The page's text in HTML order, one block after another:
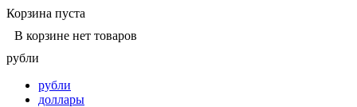
Корзина пуста
В корзине нет товаров
рубли
рубли
доллары